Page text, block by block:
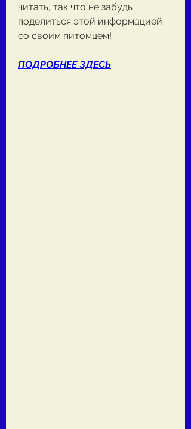
читать, так что не забудь
поделиться этой информацией
со своим питомцем!
ПОДРОБНЕЕ ЗДЕСЬ